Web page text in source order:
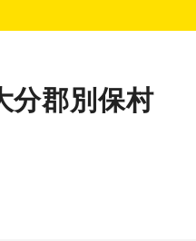
分郡別保村